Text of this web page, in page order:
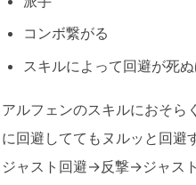
コンボ繋がる
スキルによって回避が死
アルフェンのスキルにおそら
に回避しててもヌルッと回
ジャスト回避→反撃→ジャス